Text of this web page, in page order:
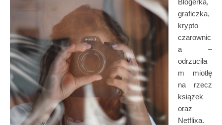
Blogerka,
graficzka,
krypto
czarownic
a –
odrzuciła
m miotłę
na rzecz
książek
oraz
Netflixa.